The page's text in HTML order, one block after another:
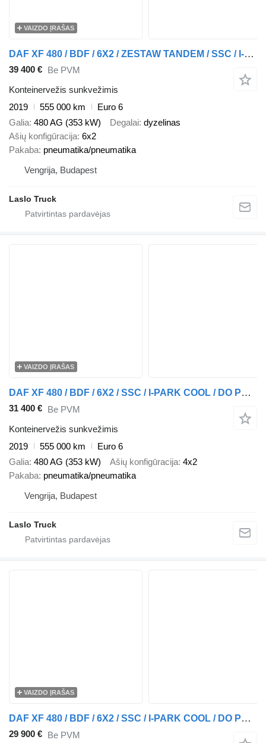
VAIZDO ĮRAŠAS
DAF XF 480 / BDF / 6X2 / ZESTAW TANDEM / SSC / I-PARK COOL / OŚ PODN + konteinerių važiuoklė priekaba
39 400 € Be PVM
Konteinervežis sunkvežimis
2019
555 000 km
Euro 6
Galia 480 AG (353 kW) Degalai dyzelinas
Ašių konfigūracija 6x2
Pakaba pneumatika/pneumatika
Vengrija, Budapest
Laslo Truck
VAIZDO ĮRAŠAS
DAF XF 480 / BDF / 6X2 / SSC / I-PARK COOL / DO PRZEWOZU KONTENERÓW
31 400 € Be PVM
Konteinervežis sunkvežimis
2019
555 000 km
Euro 6
Galia 480 AG (353 kW) Ašių konfigūracija 4x2
Pakaba pneumatika/pneumatika
Vengrija, Budapest
Laslo Truck
VAIZDO ĮRAŠAS
DAF XF 480 / BDF / 6X2 / SSC / I-PARK COOL / DO PRZEWOZU KONTENERÓW
29 900 € Be PVM